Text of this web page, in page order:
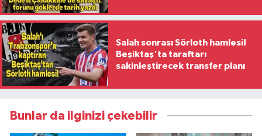
Salah sonrası Sörloth hamlesi!
Beşiktaş'ta taraftarı
sakinleştirecek transfer planı
Bunlar da ilginizi çekebilir